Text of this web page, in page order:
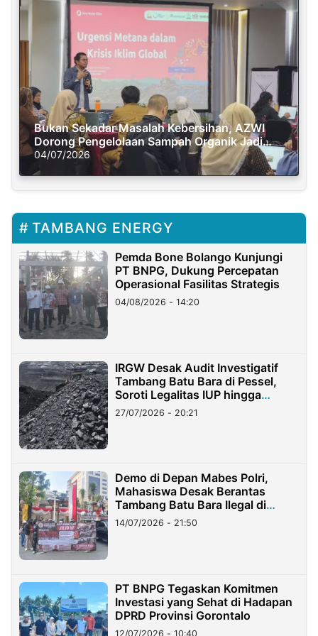
Bukan Sekadar Masalah Kebersihan, AZWI
Dorong Pengelolaan Sampah Organik Jadi
Solusi Krisis Iklim
04/07/2026
TAMBANG ENERGY
Pemda Bone Bolango Kunjungi
PT BNPG, Dukung Percepatan
Operasional Fasilitas Strategis
04/08/2026 - 14:20
IRGW Desak Audit Investigatif
Tambang Batu Bara di Pessel,
Soroti Legalitas IUP hingga
Stockpile
27/07/2026 - 20:21
Demo di Depan Mabes Polri,
Mahasiswa Desak Berantas
Tambang Batu Bara Ilegal di
Lampung
14/07/2026 - 21:50
PT BNPG Tegaskan Komitmen
Investasi yang Sehat di Hadapan
DPRD Provinsi Gorontalo
12/07/2026 - 10:40